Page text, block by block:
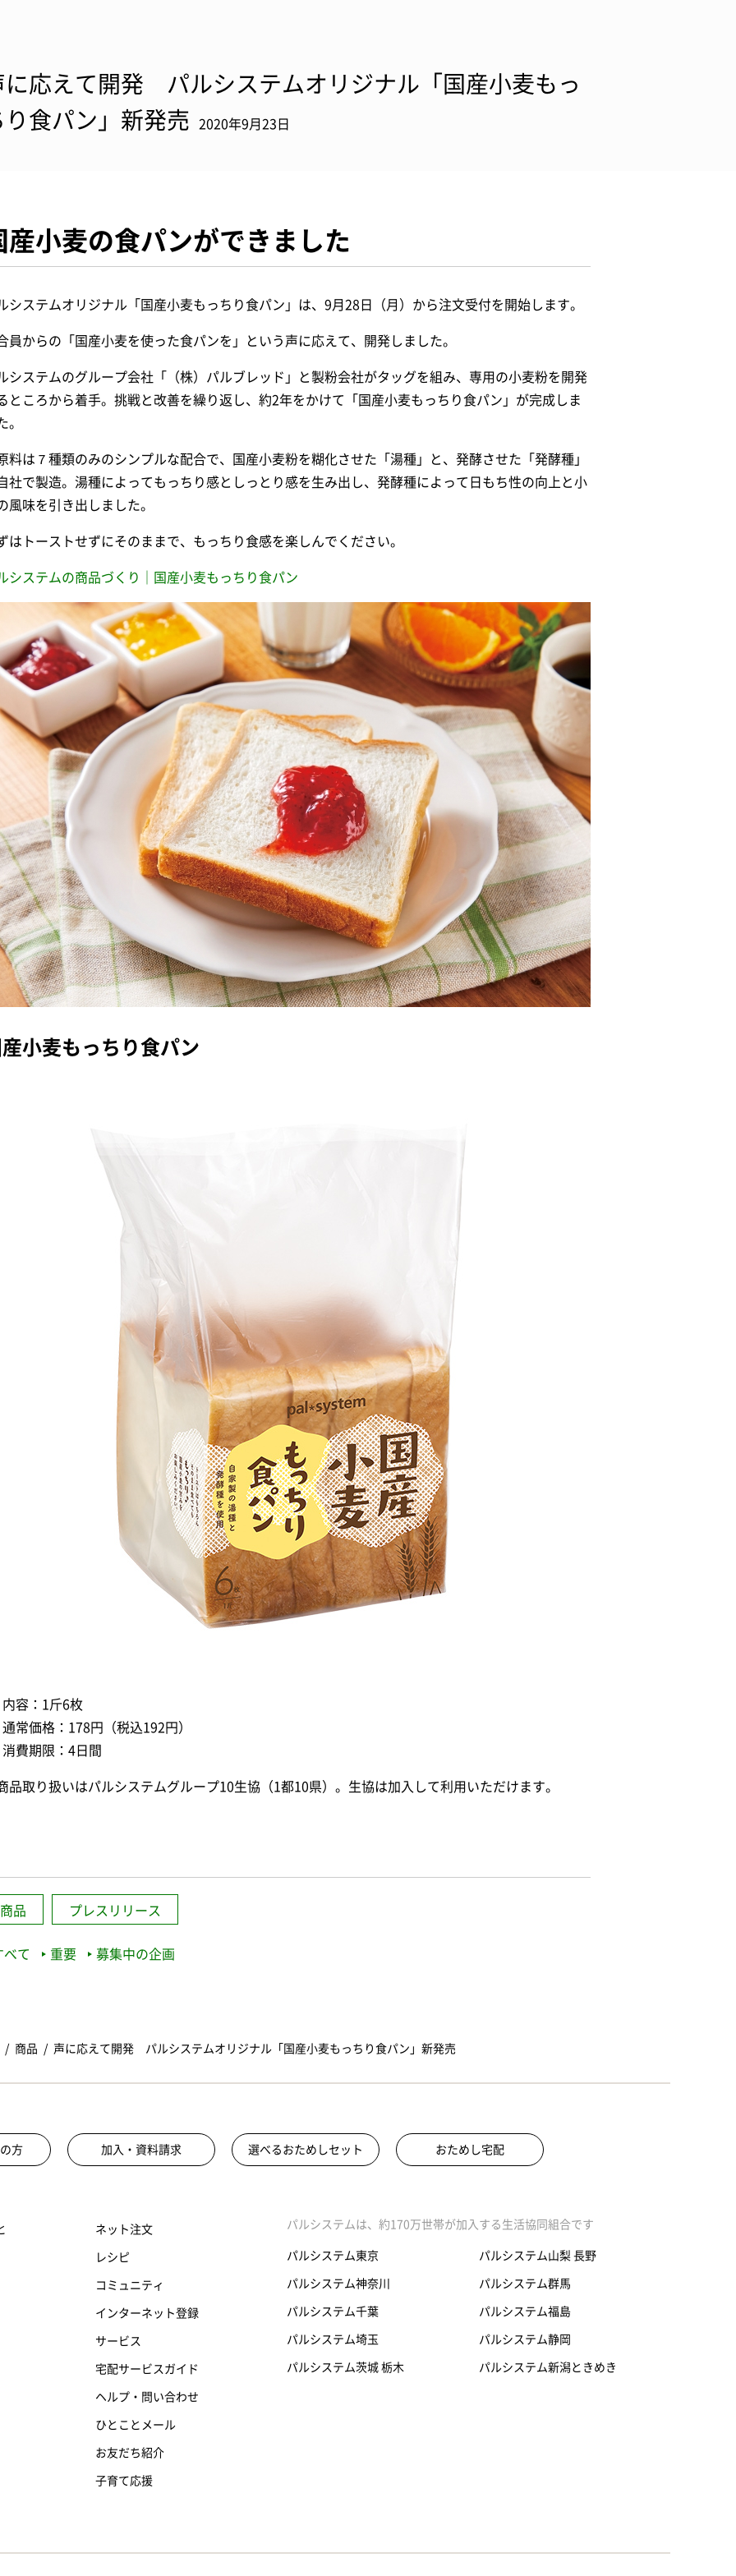
に応えて開発 パルシステムオリジナル「国産小麦もっ
り食パン」新発売
2020年9月23日
産小麦の食パンができました
システムオリジナル「国産小麦もっちり食パン」は、9月28日（月）から注文受付を開始します。
員からの「国産小麦を使った食パンを」という声に応えて、開発しました。
システムのグループ会社「（株）パルブレッド」と製粉会社がタッグを組み、専用の小麦粉を開発
ところから着手。挑戦と改善を繰り返し、約2年をかけて「国産小麦もっちり食パン」が完成しま
。
料は７種類のみのシンプルな配合で、国産小麦粉を糊化させた「湯種」と、発酵させた「発酵種」
社で製造。湯種によってもっちり感としっとり感を生み出し、発酵種によって日もち性の向上と小
風味を引き出しました。
はトーストせずにそのままで、もっちり食感を楽しんでください。
システムの商品づくり｜国産小麦もっちり食パン
小麦もっちり食パン
内容：1斤6枚
通常価格：178円（税込192円）
消費期限：4日間
品取り扱いはパルシステムグループ10生協（1都10県）。生協は加入して利用いただけます。
商品 プレスリリース
べて 重要 募集中の企画
商品 声に応えて開発 パルシステムオリジナル「国産小麦もっちり食パン」新発売
方 加入・資料請求 選べるおためしセット おためし宅配
ネット注文
レシピ
コミュニティ
インターネット登録
サービス
宅配サービスガイド
ヘルプ・問い合わせ
ひとことメール
お友だち紹介
子育て応援
パルシステムは、約170万世帯が加入する生活協同組合です
パルシステム東京
パルシステム神奈川
パルシステム千葉
パルシステム埼玉
パルシステム茨城 栃木
パルシステム山梨 長野
パルシステム群馬
パルシステム福島
パルシステム静岡
パルシステム新潟ときめき